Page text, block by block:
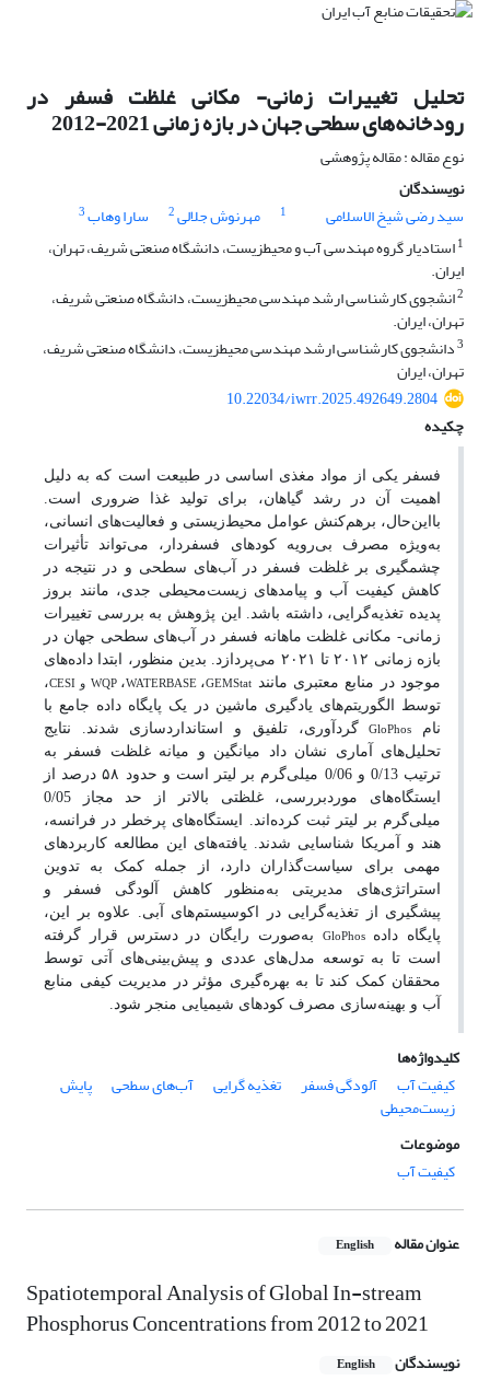
تحلیل تغییرات زمانی- مکانی غلظت فسفر در
رودخانه‌های سطحی جهان در بازه زمانی 2021-2012
نوع مقاله : مقاله پژوهشی
نویسندگان
سید رضی شیخ الاسلامی
1 مهرنوش جلالی2 سارا وهاب3
1استادیار گروه مهندسی آب و محیطزیست، دانشگاه صنعتی شریف، تهران،
ایران.
2انشجوی کارشناسی ارشد مهندسی محیطزیست، دانشگاه صنعتی شریف،
تهران، ایران.
3دانشجوی کارشناسی ارشد مهندسی محیطزیست، دانشگاه صنعتی شریف،
تهران، ایران
10.22034/iwrr.2025.492649.2804
چکیده
فسفر یکی از مواد مغذی اساسی در طبیعت است که به دلیل
اهمیت آن در رشد گیاهان، برای تولید غذا ضروری است.
بااین‌حال، برهم‌کنش عوامل محیط‌زیستی و فعالیت‌های انسانی،
به‌ویژه مصرف بی‌رویه کودهای فسفردار، می‌تواند تأثیرات
چشمگیری بر غلظت فسفر در آب‌های سطحی و در نتیجه در
کاهش کیفیت آب و پیامدهای زیست‌محیطی جدی، مانند بروز
پدیده تغذیه‌گرایی، داشته باشد. این پژوهش به بررسی تغییرات
زمانی- مکانی غلظت ماهانه فسفر در آب‌های سطحی جهان در
بازه زمانی ۲۰۱۲ تا ۲۰۲۱ می‌پردازد. بدین منظور، ابتدا داده‌های
موجود در منابع معتبری مانند GEMStat، WATERBASE، WQP و CESI،
توسط الگوریتم‌های یادگیری ماشین در یک پایگاه داده جامع با
نام GloPhosگردآوری، تلفیق و استانداردسازی شدند. نتایج
تحلیل‌های آماری نشان داد میانگین و میانه غلظت فسفر به
ترتیب 0/13 و 0/06 میلی‌گرم بر لیتر است و حدود ۵۸ درصد از
ایستگاه‌های موردبررسی، غلظتی بالاتر از حد مجاز 0/05
میلی‌گرم بر لیتر ثبت کرده‌اند. ایستگاه‌های پرخطر در فرانسه،
هند و آمریکا شناسایی شدند. یافته‌های این مطالعه کاربردهای
مهمی برای سیاست‌گذاران دارد، از جمله کمک به تدوین
استراتژی‌های مدیریتی به‌منظور کاهش آلودگی فسفر و
پیشگیری از تغذیه‌گرایی در اکوسیستم‌های آبی. علاوه بر این،
پایگاه دادهGloPhos به‌صورت رایگان در دسترس قرار گرفته
است تا به توسعه مدل‌های عددی و پیش‌بینی‌های آتی توسط
محققان کمک کند تا به بهره‌گیری مؤثر در مدیریت کیفی منابع
آب و بهینه‌سازی مصرف کودهای شیمیایی منجر شود.
کلیدواژه‌ها
کیفیت آب
آلودگی فسفر تغذیه گرایی آب‌های سطحی پایش
زیست‌محیطی
موضوعات
کیفیت آب
عنوان مقاله English
Spatiotemporal Analysis of Global In-stream
Phosphorus Concentrations from 2012 to 2021
نویسندگان English